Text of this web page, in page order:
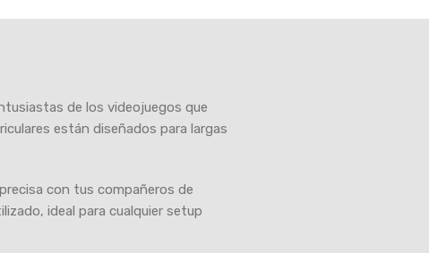
de los videojuegos que
están diseñados para largas
con tus compañeros de
ideal para cualquier setup